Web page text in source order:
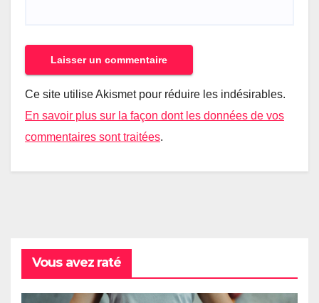
Ce site utilise Akismet pour réduire les indésirables.
En savoir plus sur la façon dont les données de vos
commentaires sont traitées.
Vous avez raté